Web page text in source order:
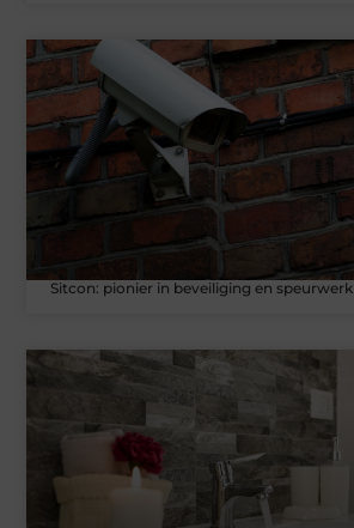
Sitcon: pionier in beveiliging en speurwerk